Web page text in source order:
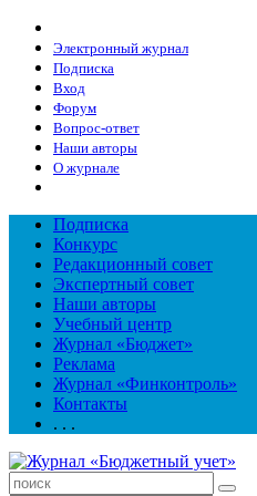
Электронный журнал
Подписка
Вход
Форум
Вопрос-ответ
Наши авторы
О журнале
Подписка
Конкурс
Редакционный совет
Экспертный совет
Наши авторы
Учебный центр
Журнал «Бюджет»
Реклама
Журнал «Финконтроль»
Контакты
. . .